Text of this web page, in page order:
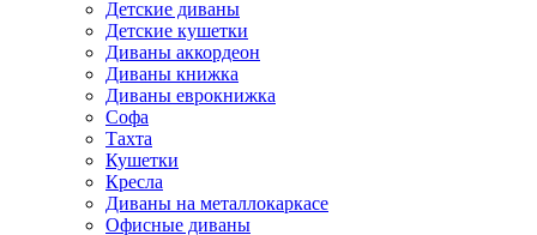
Детские диваны
Детские кушетки
Диваны аккордеон
Диваны книжка
Диваны еврокнижка
Софа
Тахта
Кушетки
Кресла
Диваны на металлокаркасе
Офисные диваны